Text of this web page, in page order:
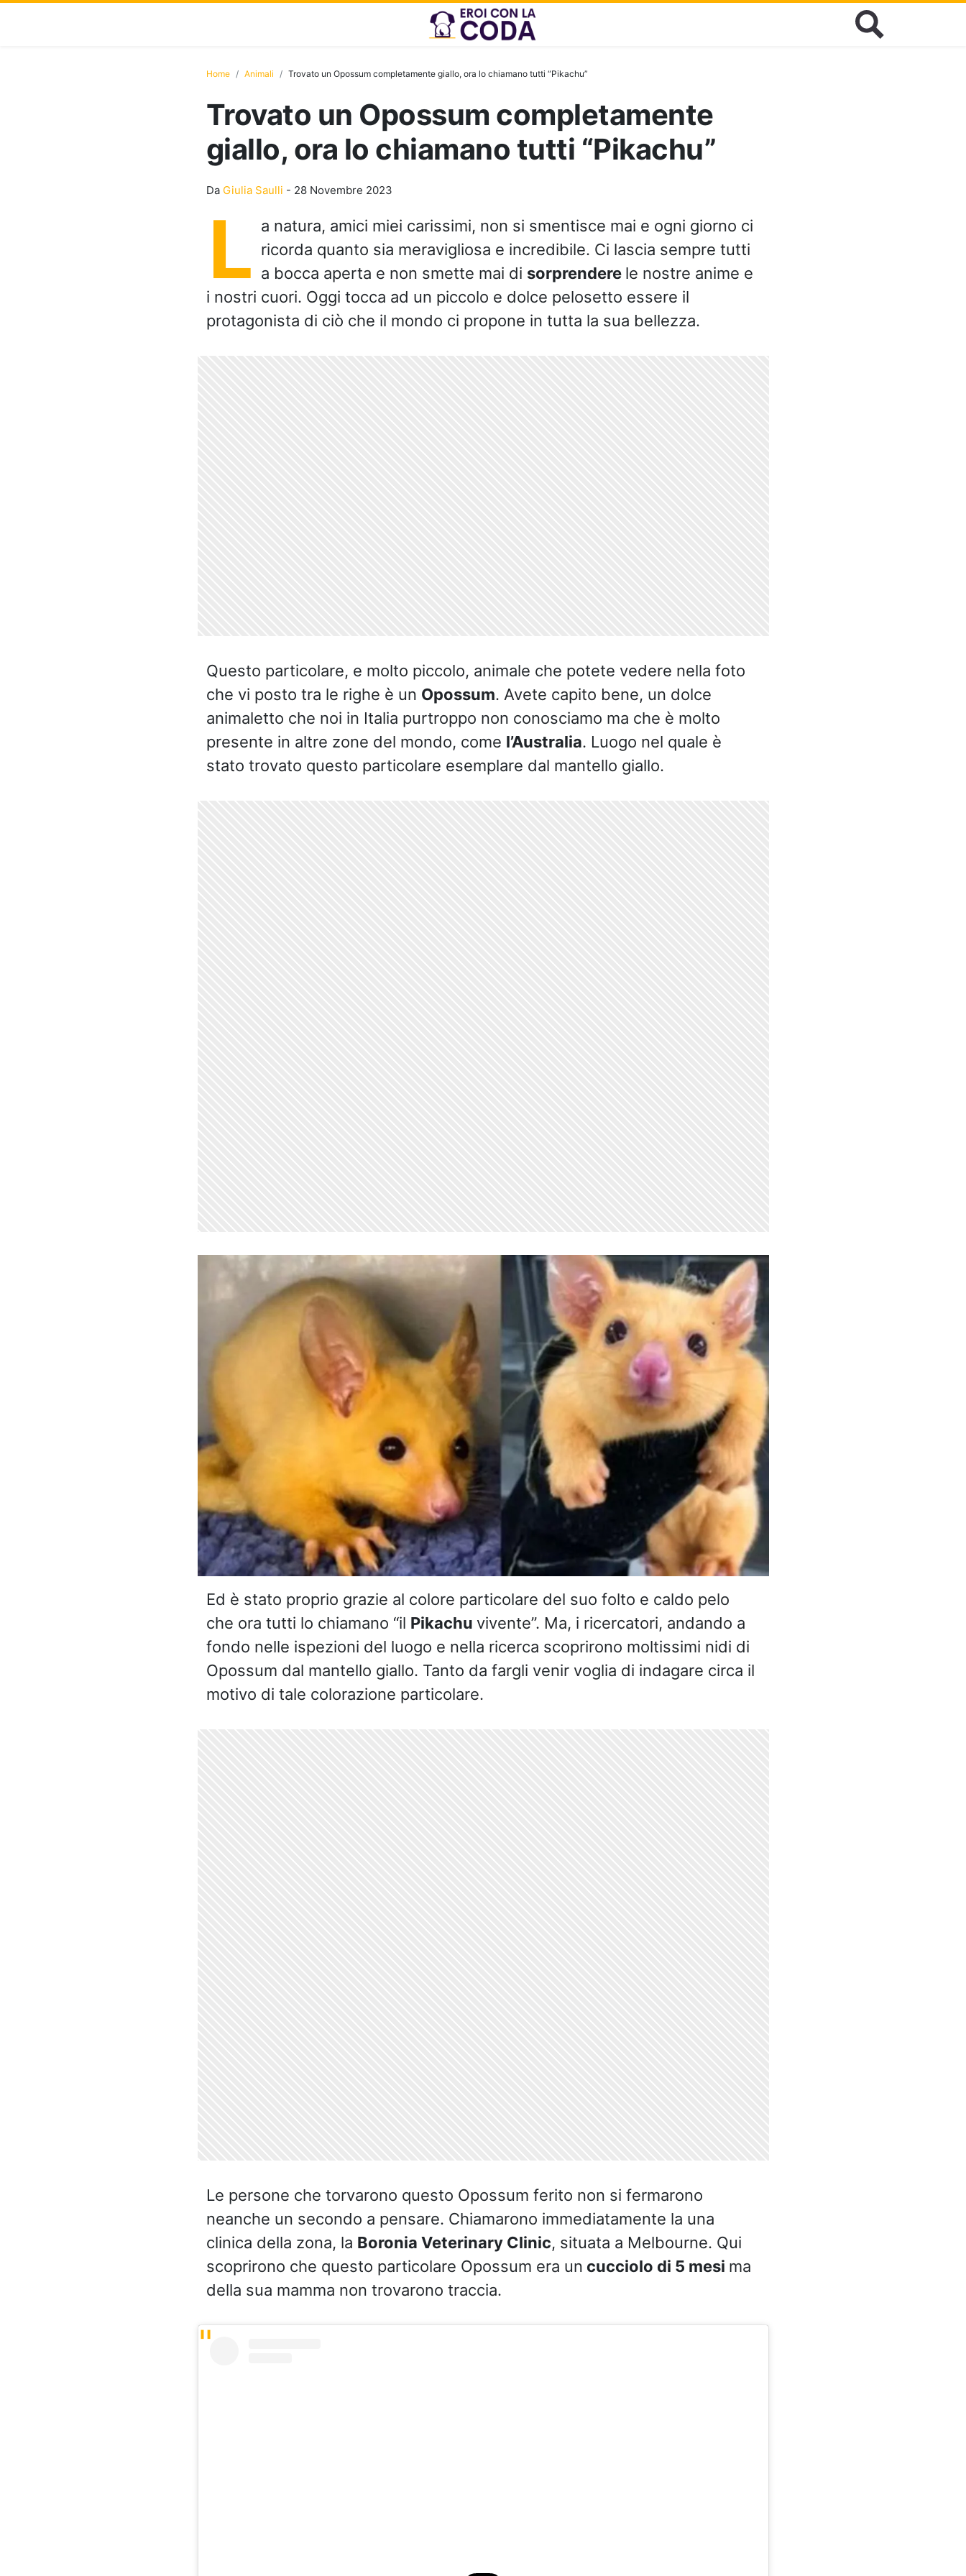
Home Animali Trovato un Opossum completamente giallo, ora lo chiamano tutti “Pikachu”
Trovato un Opossum completamente
giallo, ora lo chiamano tutti “Pikachu”
Da Giulia Saulli - 28 Novembre 2023
L a natura, amici miei carissimi, non si smentisce mai e ogni giorno ci
ricorda quanto sia meravigliosa e incredibile. Ci lascia sempre tutti
a bocca aperta e non smette mai di sorprendere le nostre anime e
i nostri cuori. Oggi tocca ad un piccolo e dolce pelosetto essere il
protagonista di ciò che il mondo ci propone in tutta la sua bellezza.
Questo particolare, e molto piccolo, animale che potete vedere nella foto
che vi posto tra le righe è un Opossum. Avete capito bene, un dolce
animaletto che noi in Italia purtroppo non conosciamo ma che è molto
presente in altre zone del mondo, come l’Australia. Luogo nel quale è
stato trovato questo particolare esemplare dal mantello giallo.
Ed è stato proprio grazie al colore particolare del suo folto e caldo pelo
che ora tutti lo chiamano “il Pikachu vivente”. Ma, i ricercatori, andando a
fondo nelle ispezioni del luogo e nella ricerca scoprirono moltissimi nidi di
Opossum dal mantello giallo. Tanto da fargli venir voglia di indagare circa il
motivo di tale colorazione particolare.
Le persone che torvarono questo Opossum ferito non si fermarono
neanche un secondo a pensare. Chiamarono immediatamente la una
clinica della zona, la Boronia Veterinary Clinic, situata a Melbourne. Qui
scoprirono che questo particolare Opossum era un cucciolo di 5 mesi ma
della sua mamma non trovarono traccia.